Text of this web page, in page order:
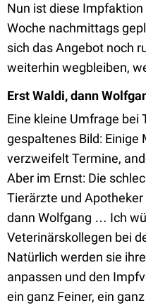
Nun ist diese
Woche nachmittags
sich das Angebot noch
weiterhin wegbleiben,
Erst Waldi, dann
Eine kleine Umfrage bei
gespaltenes Bild: Einige
verzweifelt Termine,
Aber im Ernst: Die
Tierärzte und
dann Wolfgang … Ich
Veterinärskollegen bei
Natürlich werden sie
anpassen und den
ein ganz Feiner, ein